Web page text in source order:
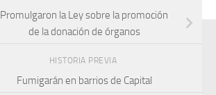
Promulgaron la Ley sobre la promoción
de la donación de órganos
HISTORIA PREVIA
Fumigarán en barrios de Capital